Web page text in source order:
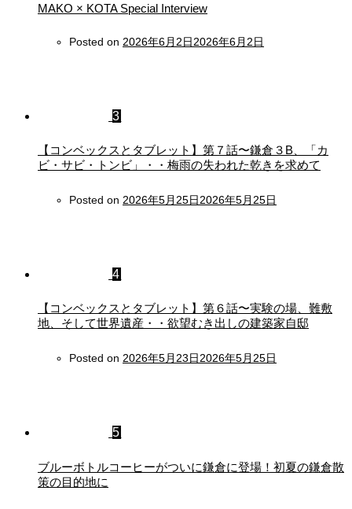
MAKO × KOTA Special Interview
Posted on 2026年6月2日2026年6月2日
3
【コンベックスとタブレット】第７話〜鎌倉３B、「カ
ビ・サビ・トンビ」・・梅雨の失われた乾きを求めて
Posted on 2026年5月25日2026年5月25日
4
【コンベックスとタブレット】第６話〜実験の場、難敷
地、そして世界遺産・・欲望むき出しの建築家自邸
Posted on 2026年5月23日2026年5月25日
5
ブルーボトルコーヒーがついに鎌倉に登場！初夏の鎌倉散
策の目的地に